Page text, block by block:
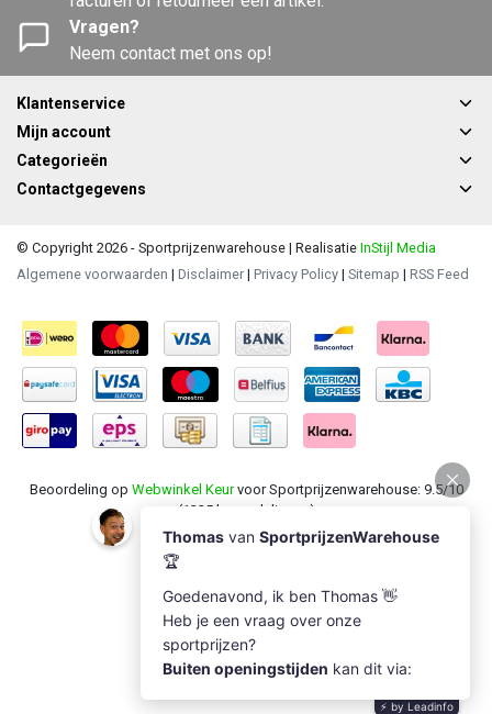
Vragen?
Neem contact met ons op!
Klantenservice
Mijn account
Categorieën
Contactgegevens
© Copyright 2026 - Sportprijzenwarehouse | Realisatie InStijl Media
Algemene voorwaarden | Disclaimer | Privacy Policy | Sitemap | RSS Feed
Beoordeling op Webwinkel Keurvoor Sportprijzenwarehouse: 9.5/10
(1235 beoordelingen)